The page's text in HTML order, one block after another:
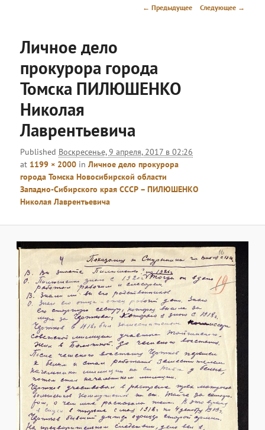
Навигация
← Предыдущее Следующее →
Личное дело
прокурора города
Томска ПИЛЮШЕНКО
Николая
Лаврентьевича
Published Воскресенье, 9 апреля, 2017 в 02:26
at 1199 × 2000 inЛичное дело прокурора
города Томска Новосибирской области
Западно-Сибирского края СССР – ПИЛЮШЕНКО
Николая Лаврентьевича